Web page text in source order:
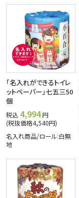
「名入れができるトイレ
ットペーパー」七五三50
個
税込 4,994円
(税抜価格4,540円)
名入れ商品/ロール:白無
地